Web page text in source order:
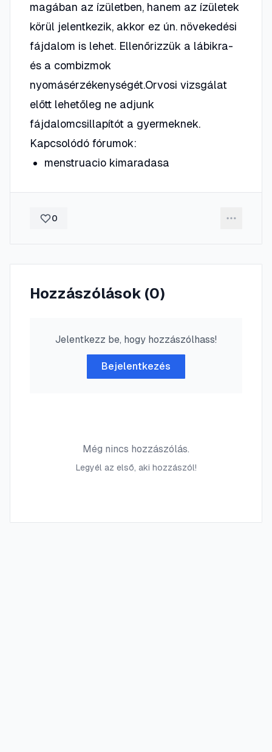
magában az ízületben, hanem az ízületek
körül jelentkezik, akkor ez ún. növekedési
fájdalom is lehet. Ellenőrizzük a lábikra-
és a combizmok
nyomásérzékenységét.Orvosi vizsgálat
előtt lehetőleg ne adjunk
fájdalomcsillapítót a gyermeknek.
Kapcsolódó fórumok:
menstruacio kimaradasa
0
Hozzászólások (0)
Jelentkezz be, hogy hozzászólhass!
Bejelentkezés
Még nincs hozzászólás.
Legyél az első, aki hozzászól!